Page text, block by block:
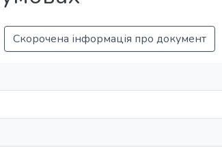
Скорочена інформація про документ